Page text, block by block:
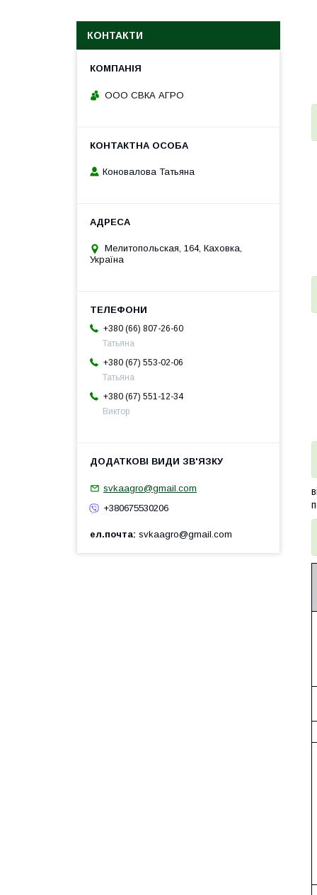
КОНТАКТИ
ООО СВКА АГРО
Коновалова Татьяна
Мелитопольская, 164, Каховка,
Україна
+380 (66) 807-26-60
Татьяна
+380 (67) 553-02-06
Татьяна
+380 (67) 551-12-34
Виктор
svkaagro@gmail.com
+380675530206
ел.почта svkaagro@gmail.com